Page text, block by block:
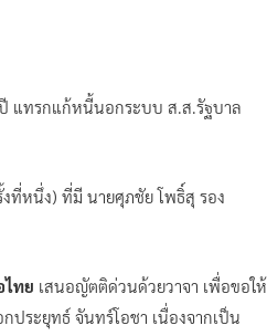
แทรกแก้หนี้นอกระบบ ส.ส.รัฐบาล
ที่หนึ่ง) ที่มี นายศุภชัย โพธิ์สุ รอง
ไทย เสนอญัตติด่วนด้วยวาจา เพื่อขอให้
ประยุทธ์ จันทร์โอชา เนื่องจากเป็น